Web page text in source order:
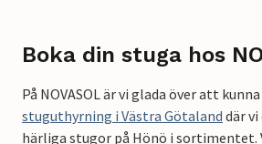
Boka din stuga hos
På NOVASOL är vi glada över att
stuguthyrning i Västra Götaland där
härliga stugor på Hönö i sortimentet.